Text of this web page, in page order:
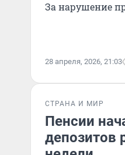
За нарушение
28 апреля, 2026, 21:03
СТРАНА И МИР
Пенсии
депозитов